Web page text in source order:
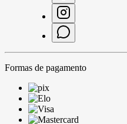
Formas de pagamento